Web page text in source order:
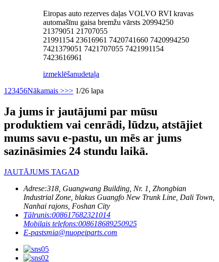
Eiropas auto rezerves daļas VOLVO RVI kravas
automašīnu gaisa bremžu vārsts 20994250
21379051 21707055
21991154 23616961 7420741660 7420994250
7421379051 7421707055 7421991154
7423616961
izmeklēšanudetaļa
1 23456Nākamais >>> 1/26 lapa
Ja jums ir jautājumi par mūsu
produktiem vai cenrādi, lūdzu, atstājiet
mums savu e-pastu, un mēs ar jums
sazināsimies 24 stundu laikā.
JAUTĀJUMS TAGAD
Adrese:318, Guangwang Building, Nr. 1, Zhongbian
Industrial Zone, blakus Guangfo New Trunk Line, Dali Town,
Nanhai rajons, Foshan City
Tālrunis:008617682321014
Mobilais telefons:008618689250925
E-pastsmia@nuopeiparts.com